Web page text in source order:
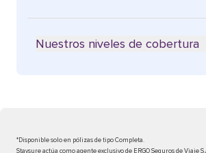
Nuestros niveles de cobertura
*Disponible solo en pólizas de tipo Completa.